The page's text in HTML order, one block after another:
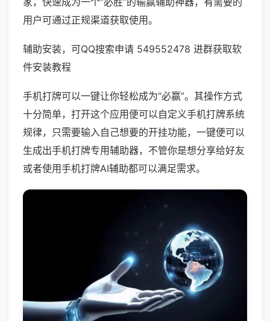
用户可通过正规渠道获取使用。
辅助安装，可QQ搜索申请 549552478 进群获取软
件安装教程
手机打牌可以一键让你轻松成为“必赢”。其操作方式
十分简单，打开这个应用便可以自定义手机打牌系统
规律，只需要输入自己想要的开挂功能，一键便可以
生成出手机打牌专用辅助器，不管你是想分享给好友
或者使用手机打牌AI辅助都可以满足需求。